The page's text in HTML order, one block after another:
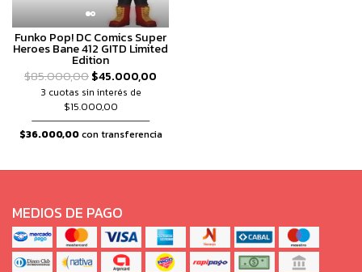
Funko Pop! DC Comics Super
Heroes Bane 412 GITD Limited
Edition
$85.000,00$45.000,00
3 cuotas sin interés de
$15.000,00
$36.000,00con transferencia
MEDIOS DE PAGO